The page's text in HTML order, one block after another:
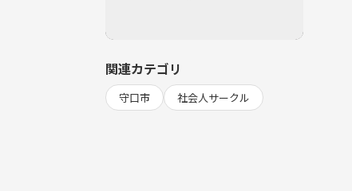
関連カテゴリ
守口市 社会人サークル